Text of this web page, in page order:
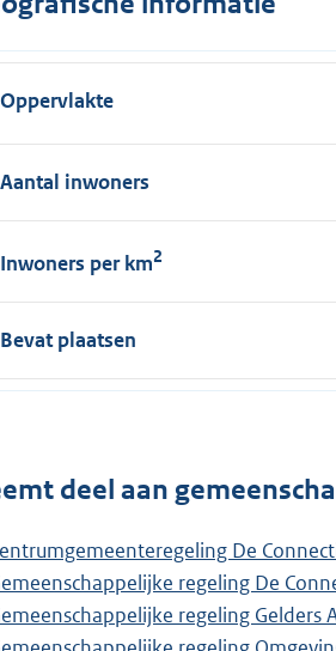
Oppervlakte
Aantal inwoners
Inwoners per km2
Bevat plaatsen
deel aan
De
regeling De
regeling Gelders